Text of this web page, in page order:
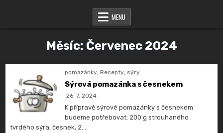
MENU
Měsíc: Červenec 2024
pomazánky,Recepty, sýry
Sýrová pomazánka s česnekem
26. 7. 2024
K přípravě sýrové pomazánky s česnekem
budeme potřebovat: 200 g strouhaného
tvrdého sýra, česnek, 2…